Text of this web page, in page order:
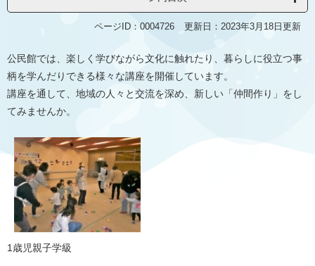
ページID：0004726 更新日：2023年3月18日更新
公民館では、楽しく学びながら文化に触れたり、暮らしに役立つ事
柄を学んだりできる様々な講座を開催しています。
講座を通して、地域の人々と交流を深め、新しい「仲間作り」をし
てみませんか。
1歳児親子学級